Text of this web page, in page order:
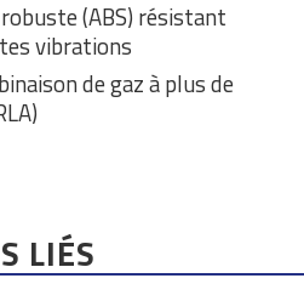
(ABS) résistant
vibrations
de gaz à plus de
LIÉS